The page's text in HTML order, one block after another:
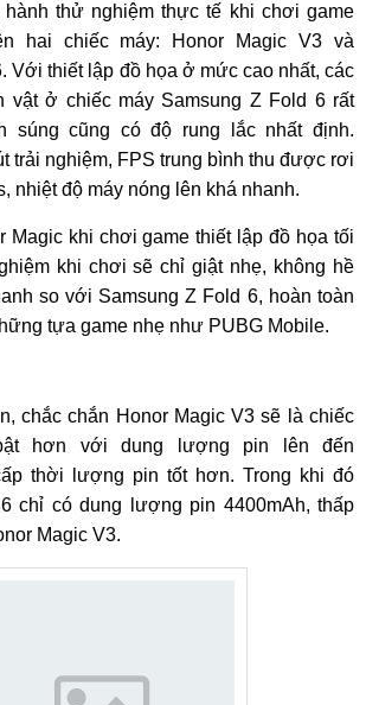
thử nghiệm thực tế khi chơi game
hai chiếc máy: Honor Magic V3 và
Với thiết lập đồ họa ở mức cao nhất, các
vật ở chiếc máy Samsung Z Fold 6 rất
súng cũng có độ rung lắc nhất định.
trải nghiệm, FPS trung bình thu được rơi
nhiệt độ máy nóng lên khá nhanh.
Magic khi chơi game thiết lập đồ họa tối
khi chơi sẽ chỉ giật nhẹ, không hề
so với Samsung Z Fold 6, hoàn toàn
tựa game nhẹ như PUBG Mobile.
chắc chắn Honor Magic V3 sẽ là chiếc
hơn với dung lượng pin lên đến
thời lượng pin tốt hơn. Trong khi đó
chỉ có dung lượng pin 4400mAh, thấp
Magic V3.